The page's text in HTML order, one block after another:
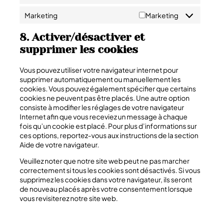
Marketing Marketing
8. Activer/désactiver et
supprimer les cookies
Vous pouvez utiliser votre navigateur internet pour
supprimer automatiquement ou manuellement les
cookies. Vous pouvez également spécifier que certains
cookies ne peuvent pas être placés. Une autre option
consiste à modifier les réglages de votre navigateur
Internet afin que vous receviez un message à chaque
fois qu’un cookie est placé. Pour plus d’informations sur
ces options, reportez-vous aux instructions de la section
Aide de votre navigateur.
Veuillez noter que notre site web peut ne pas marcher
correctement si tous les cookies sont désactivés. Si vous
supprimez les cookies dans votre navigateur, ils seront
de nouveau placés après votre consentement lorsque
vous revisiterez notre site web.